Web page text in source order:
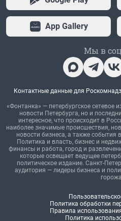
App Gallery
Мы в
Контактные данные для
«Фонтанка» — петербургское сетевое
новости Петербурга, но и
интересное, что происходит в
наиболее значимые происшествия,
новости бизнеса, а также события
Политика и власть, бизнес и
финансы и работа, город и
которые освещает ведущее
политическое издание. Санкт-
аудитория — лидеры бизнеса и
Политика обработки
Правила
Политика